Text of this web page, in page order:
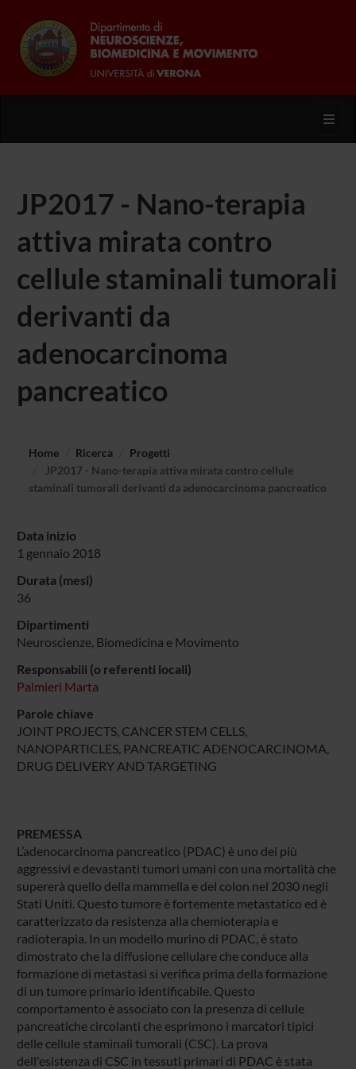
JP2017 - Nano-terapia
attiva mirata contro
cellule staminali tumorali
derivanti da
adenocarcinoma
pancreatico
Home Ricerca
Progetti
JP2017 - Nano-terapia attiva mirata contro cellule
staminali tumorali derivanti da adenocarcinoma pancreatico
Data inizio
1 gennaio 2018
Durata (mesi)
36
Dipartimenti
Neuroscienze, Biomedicina e Movimento
Responsabili (o referenti locali)
Palmieri Marta
Parole chiave
JOINT PROJECTS, CANCER STEM CELLS,
NANOPARTICLES, PANCREATIC ADENOCARCINOMA,
DRUG DELIVERY AND TARGETING
PREMESSA
L’adenocarcinoma pancreatico (PDAC) è uno dei più
aggressivi e devastanti tumori umani con una mortalità che
supererà quello della mammella e del colon nel 2030 negli
Stati Uniti. Questo tumore è fortemente metastatico ed è
caratterizzato da resistenza alla chemioterapia e
radioterapia. In un modello murino di PDAC, è stato
dimostrato che la diffusione cellulare che conduce alla
formazione di metastasi si verifica prima della formazione
di un tumore primario identificabile. Questo
comportamento è associato con la presenza di cellule
pancreatiche circolanti che esprimono i marcatori tipici
delle cellule staminali tumorali (CSC). La prova
dell'esistenza di CSC in tessuti primari di PDAC è stata